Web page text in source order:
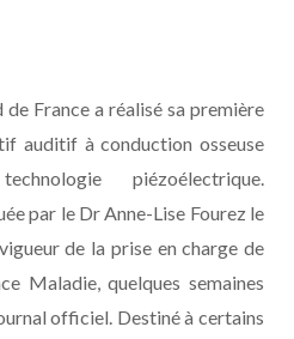
de France a réalisé sa première
auditif à conduction osseuse
piézoélectrique.
par le Dr Anne-Lise Fourez le
de la prise en charge de
Maladie, quelques semaines
officiel. Destiné à certains